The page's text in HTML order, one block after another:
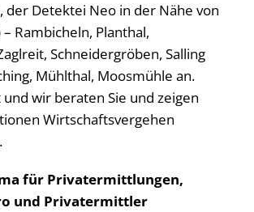
der Detektei Neo in der Nähe von
– Rambicheln, Planthal,
Schneidergröben, Salling
Mühlthal, Moosmühle an.
wir beraten Sie und zeigen
Wirtschaftsvergehen
für Privatermittlungen,
und Privatermittler